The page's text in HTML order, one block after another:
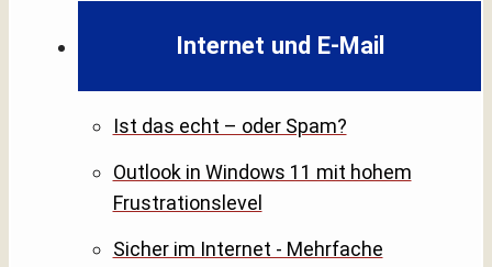
Internet und E-Mail
Ist das echt – oder Spam?
Outlook in Windows 11 mit hohem
Frustrationslevel
Sicher im Internet - Mehrfache